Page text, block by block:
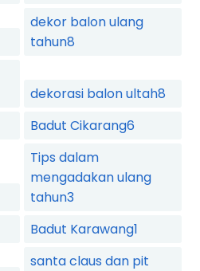
dekor balon ulang
tahun8
dekorasi balon ultah8
Badut Cikarang6
Tips dalam
mengadakan ulang
tahun3
Badut Karawang1
santa claus dan pit